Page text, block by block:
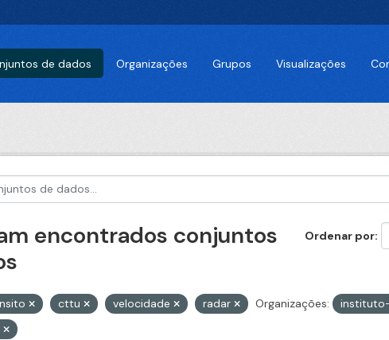
de dados Organizações Grupos Visualizações
Ordenar por
encontrados conjuntos
cttu velocidade radar Organizações: